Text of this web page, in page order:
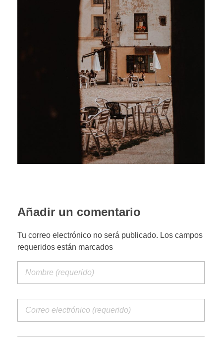
Añadir un comentario
Tu correo electrónico no será publicado. Los campos
requeridos están marcados